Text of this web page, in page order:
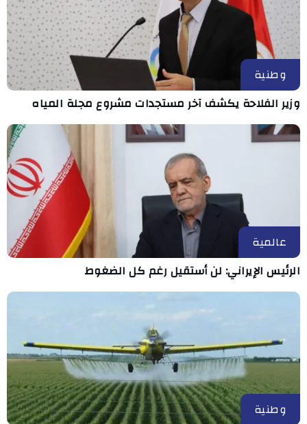
وطنية
وزير الفلاحة يكشف آخر مستجدات مشروع مجلة المياه
عالمية
الرئيس الإيراني: لن أستقيل رغم كل الضغوط
وطنية